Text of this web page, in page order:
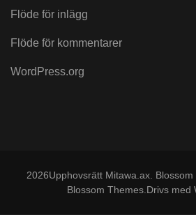
Flöde för inlägg
Flöde för kommentarer
WordPress.org
2026Upphovsrätt Mitawa.ax.
Blossom Themes .Drivs med